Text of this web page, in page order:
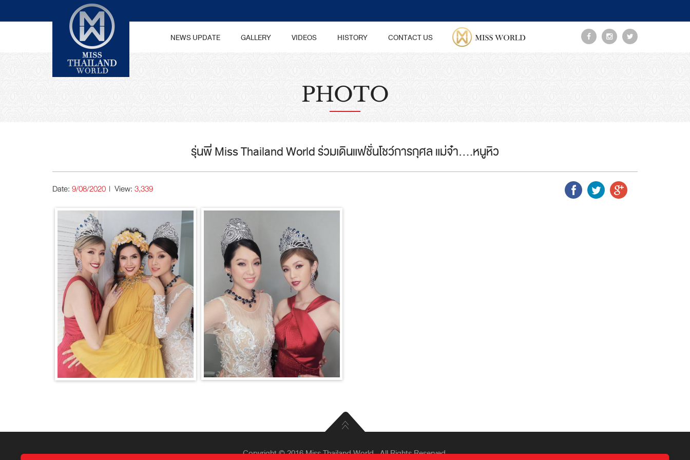
NEWS UPDATE GALLERY VIDEOS HISTORY CONTACT US
PHOTO
รุ่นพี่ Miss Thailand World ร่วมเดินแฟชั่นโชว์การกุศล แม่จ๋า….หนูหิว
Date:9/08/2020 | View:3,339
Copyright © 2016 Miss Thailand World . All Rights Reserved.